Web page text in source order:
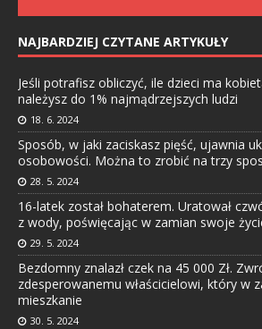
NAJBARDZIEJ CZYTANE ARTYKUŁY
Jeśli potrafisz obliczyć, ile dzieci ma
należysz do 1% najmądrzejszych ludzi
18. 6. 2024
Sposób, w jaki zaciskasz pięść, ujawnia
osobowości. Można to zrobić na trzy
28. 5. 2024
16-latek został bohaterem. Uratował
z wody, poświęcając w zamian swoje
29. 5. 2024
Bezdomny znalazł czek na 45 000 Zł.
zdesperowanemu właścicielowi, który w
mieszkanie
30. 5. 2024